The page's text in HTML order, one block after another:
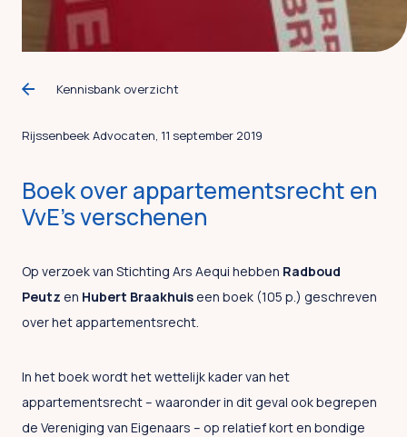
Kennisbank overzicht
Rijssenbeek Advocaten, 11 september 2019
Boek over appartementsrecht en
VvE’s verschenen
Op verzoek van Stichting Ars Aequi hebben Radboud
Peutz en Hubert Braakhuis een boek (105 p.) geschreven
over het appartementsrecht.
In het boek wordt het wettelijk kader van het
appartementsrecht – waaronder in dit geval ook begrepen
de Vereniging van Eigenaars – op relatief kort en bondige